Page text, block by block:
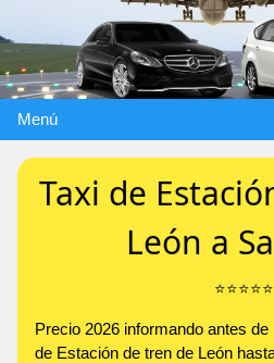
Menú
Taxi de
León a
⭐️⭐️⭐️⭐️⭐️
Precio 2026 informando antes
de Estación de tren de León